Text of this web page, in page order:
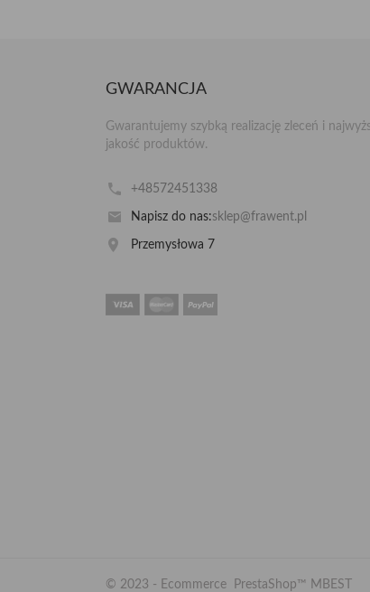
GWARANCJA
Gwarantujemy szybką realizację zleceń i
jakość produktów.
+48572451338
Napisz do nas:sklep@frawent.pl
Przemysłowa 7
© 2023 - Ecommerce PrestaShop™ MBEST